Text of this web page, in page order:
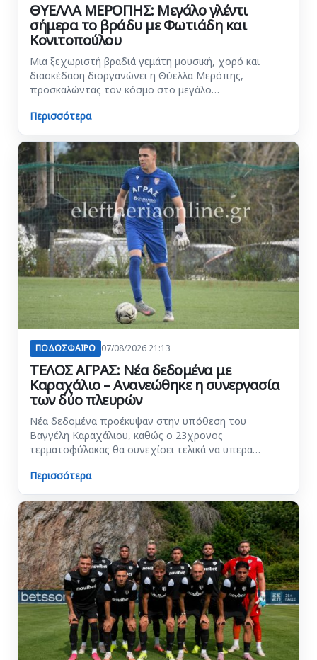
ΘΥΕΛΛΑ ΜΕΡΟΠΗΣ: Μεγάλο γλέντι
σήμερα το βράδυ με Φωτιάδη και
Κονιτοπούλου
Μια ξεχωριστή βραδιά γεμάτη μουσική, χορό και
διασκέδαση διοργανώνει η Θύελλα Μερόπης,
προσκαλώντας τον κόσμο στο μεγάλο…
Περισσότερα
ΠΟΔΟΣΦΑΙΡΟ 07/08/2026 21:13
ΤΕΛΟΣ ΑΓΡΑΣ: Νέα δεδομένα με
Καραχάλιο – Ανανεώθηκε η συνεργασία
των δύο πλευρών
Νέα δεδομένα προέκυψαν στην υπόθεση του
Βαγγέλη Καραχάλιου, καθώς ο 23χρονος
τερματοφύλακας θα συνεχίσει τελικά να υπερα…
Περισσότερα